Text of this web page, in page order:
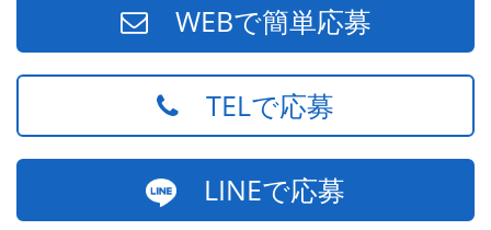
WEBで簡単応募
TELで応募
LINEで応募